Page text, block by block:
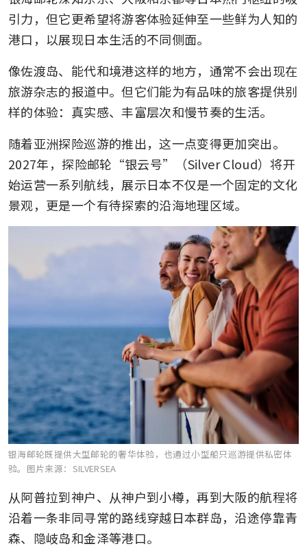
引力，但它更希望将游客体验延伸至一些鲜为人知的
港口，以展现日本生活的不同侧面。
像佐渡岛、能代和境港这样的地方，通常不会出现在
旅游杂志的报道中。但它们能为有品味的旅客提供别
样的体验：真实感、丰富层次和慢节奏的生活。
随着亚洲探险巡游的推出，这一点变得更加突出。
2027年，探险邮轮“银云号”（Silver Cloud）将开
始运营一系列航线，展示日本不仅是一个固定的文化
景观，更是一个有待探索的沿海地理区域。
银海邮轮既提供大型邮轮的奢华体验，也通过小型船只巡游提供私密体
验。 图片来源：SILVERSEA
从阿普拉到神户、从神户到小樽，再到大阪的航程将
沿着一条非同寻常的路线穿越日本群岛，沿途停靠青
森、隐岐岛和金泽等港口。